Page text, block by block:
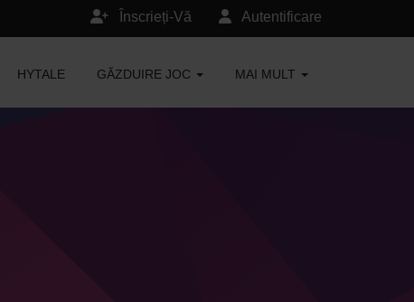
Autentificare
Înscrieți-Vă
HYTALE GĂZDUIRE JOC MAI MULT